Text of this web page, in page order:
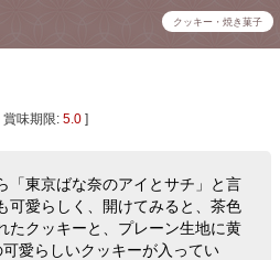
クッキー・焼き菓子
賞味期限: 5.0 ]
「東京ばな奈のアイとサチ」と言
可愛らしく、開けてみると、茶色
たクッキーと、プレーン生地に黄
愛らしいクッキーが入ってい